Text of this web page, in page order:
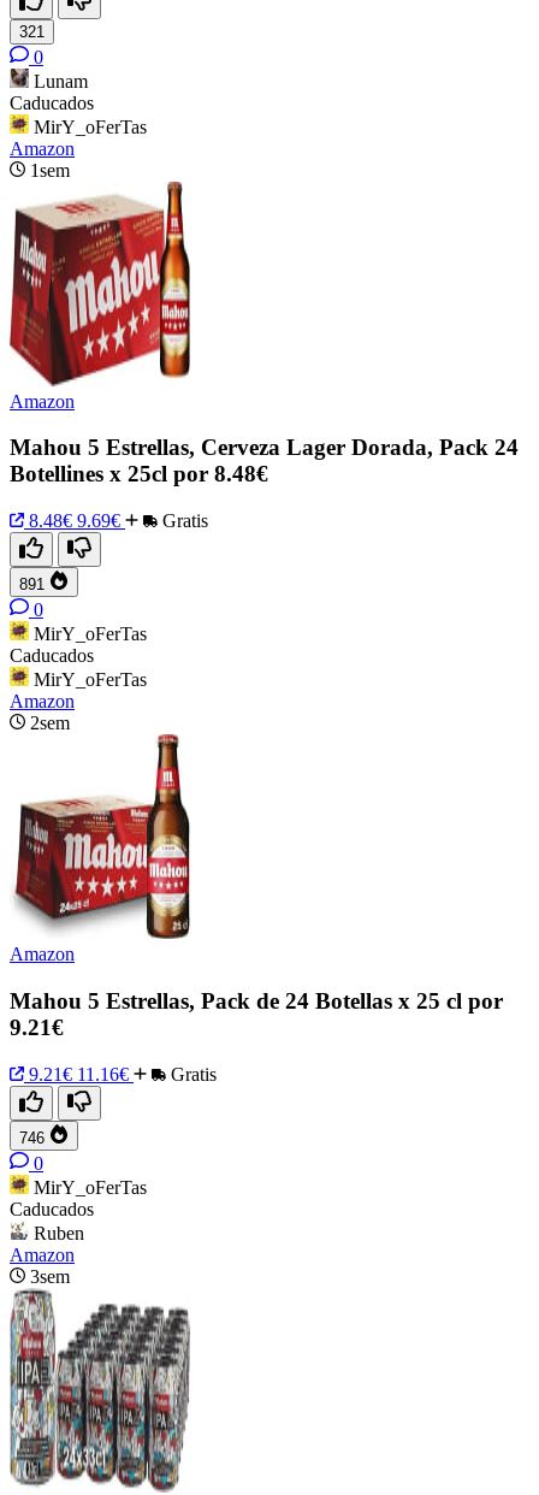
321
0
Lunam
Caducados
MirY_oFerTas
Amazon
1sem
Amazon
Mahou 5 Estrellas, Cerveza Lager Dorada, Pack 24
Botellines x 25cl por 8.48€
8.48€ 9.69€ Gratis
891
0
MirY_oFerTas
Caducados
MirY_oFerTas
Amazon
2sem
Amazon
Mahou 5 Estrellas, Pack de 24 Botellas x 25 cl por
9.21€
9.21€ 11.16€ Gratis
746
0
MirY_oFerTas
Caducados
Ruben
Amazon
3sem